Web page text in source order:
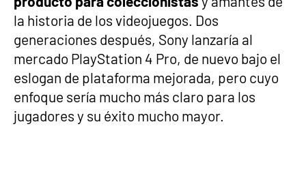
la historia de los videojuegos. Dos
generaciones después, Sony lanzaría al
mercado PlayStation 4 Pro, de nuevo bajo el
eslogan de plataforma mejorada, pero cuyo
enfoque sería mucho más claro para los
jugadores y su éxito mucho mayor.